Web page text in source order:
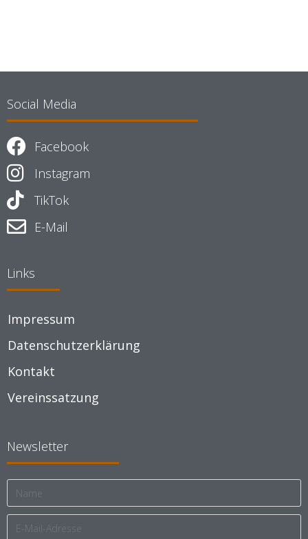
Social Media
Facebook
Instagram
TikTok
E-Mail
Links
Impressum
Datenschutzerklärung
Kontakt
Vereinssatzung
Newsletter